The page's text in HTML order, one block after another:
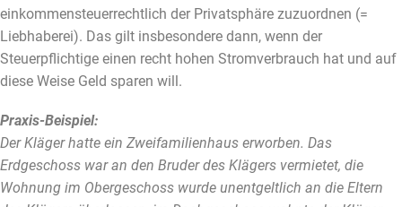
einkommensteuerrechtlich der Privatsphäre zuzuordnen (=
Liebhaberei). Das gilt insbesondere dann, wenn der
Steuerpflichtige einen recht hohen Stromverbrauch hat und auf
diese Weise Geld sparen will.
Praxis-Beispiel:
Der Kläger hatte ein Zweifamilienhaus erworben. Das
Erdgeschoss war an den Bruder des Klägers vermietet, die
Wohnung im Obergeschoss wurde unentgeltlich an die Eltern